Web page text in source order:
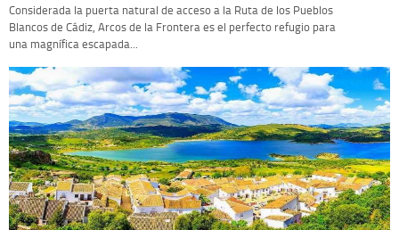
Considerada la puerta natural de acceso a la Ruta de los Pueblos
Blancos de Cádiz, Arcos de la Frontera es el perfecto refugio para
una magnífica escapada...